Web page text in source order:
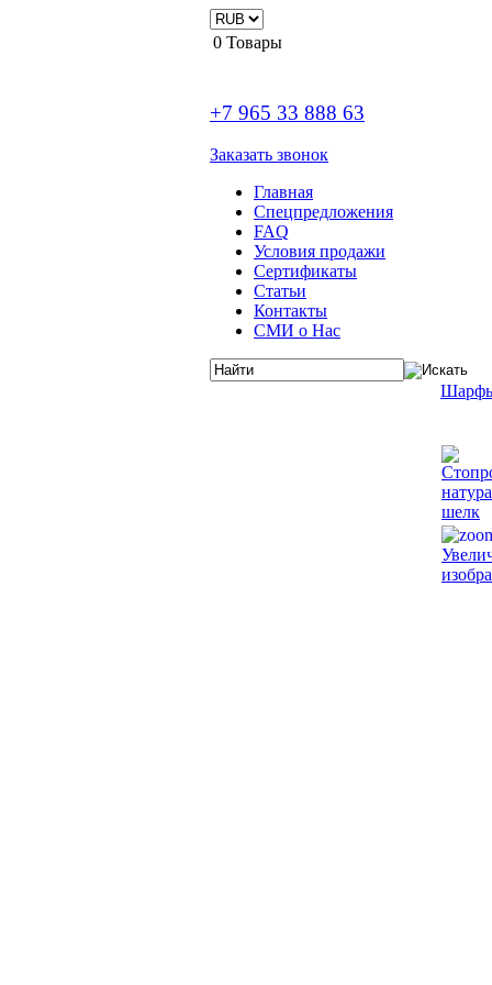
0 Товары
+7 965 33 888 63
Заказать звонок
Главная
Спецпредложения
FAQ
Условия продажи
Сертификаты
Статьи
Контакты
СМИ о Нас